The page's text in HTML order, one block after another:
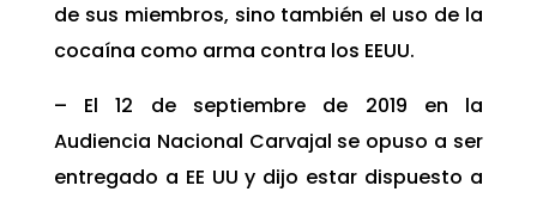
de sus miembros, sino también el uso de la
cocaína como arma contra los EEUU.
– El 12 de septiembre de 2019 en la
Audiencia Nacional Carvajal se opuso a ser
entregado a EE UU y dijo estar dispuesto a